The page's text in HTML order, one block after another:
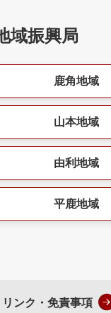
域振興局
鹿角地域
山本地域
由利地域
平鹿地域
ンク・免責事項